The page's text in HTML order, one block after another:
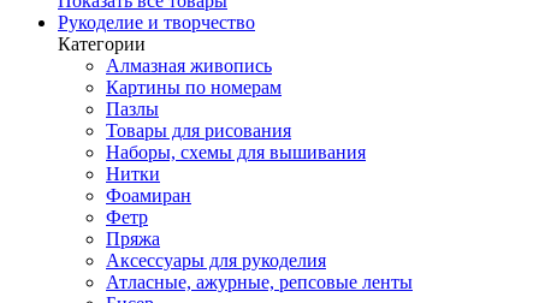
Рукоделие и творчество
Категории
Алмазная живопись
Картины по номерам
Пазлы
Товары для рисования
Наборы, схемы для вышивания
Нитки
Фоамиран
Фетр
Пряжа
Аксессуары для рукоделия
Атласные, ажурные, репсовые ленты